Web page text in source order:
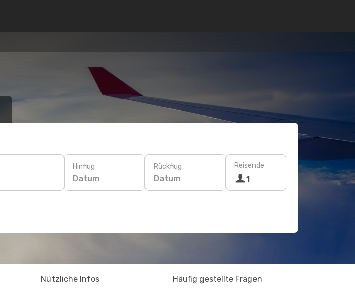
Hinflug
Datum
Rückflug
Datum
Reisende
1
Nützliche Infos Häufig gestellte Fragen